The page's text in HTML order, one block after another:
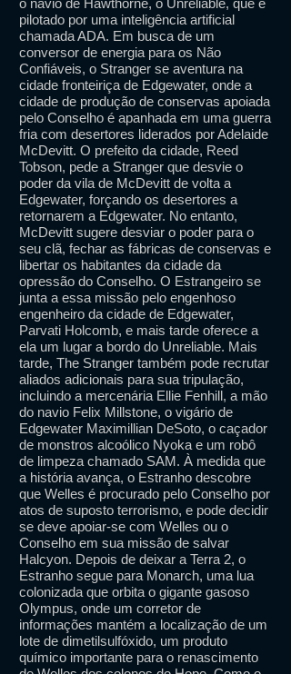
o navio de Hawthorne, o Unreliable, que é
pilotado por uma inteligência artificial
chamada ADA. Em busca de um
conversor de energia para os Não
Confiáveis, o Stranger se aventura na
cidade fronteiriça de Edgewater, onde a
cidade de produção de conservas apoiada
pelo Conselho é apanhada em uma guerra
fria com desertores liderados por Adelaide
McDevitt. O prefeito da cidade, Reed
Tobson, pede a Stranger que desvie o
poder da vila de McDevitt de volta a
Edgewater, forçando os desertores a
retornarem a Edgewater. No entanto,
McDevitt sugere desviar o poder para o
seu clã, fechar as fábricas de conservas e
libertar os habitantes da cidade da
opressão do Conselho. O Estrangeiro se
junta a essa missão pelo engenhoso
engenheiro da cidade de Edgewater,
Parvati Holcomb, e mais tarde oferece a
ela um lugar a bordo do Unreliable. Mais
tarde, The Stranger também pode recrutar
aliados adicionais para sua tripulação,
incluindo a mercenária Ellie Fenhill, a mão
do navio Felix Millstone, o vigário de
Edgewater Maximillian DeSoto, o caçador
de monstros alcoólico Nyoka e um robô
de limpeza chamado SAM. À medida que
a história avança, o Estranho descobre
que Welles é procurado pelo Conselho por
atos de suposto terrorismo, e pode decidir
se deve apoiar-se com Welles ou o
Conselho em sua missão de salvar
Halcyon. Depois de deixar a Terra 2, o
Estranho segue para Monarch, uma lua
colonizada que orbita o gigante gasoso
Olympus, onde um corretor de
informações mantém a localização de um
lote de dimetilsulfóxido, um produto
químico importante para o renascimento